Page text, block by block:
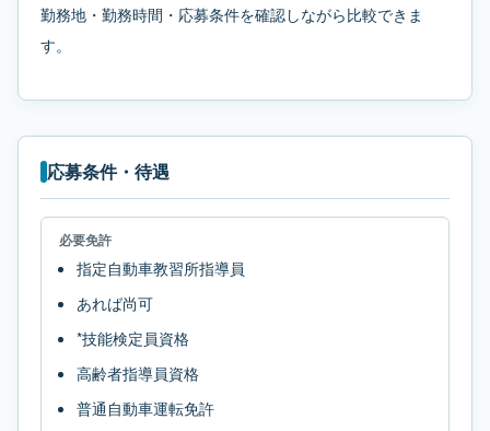
勤務地・勤務時間・応募条件を確認しながら比較できま
す。
応募条件・待遇
必要免許
指定自動車教習所指導員
あれば尚可
*技能検定員資格
高齢者指導員資格
普通自動車運転免許